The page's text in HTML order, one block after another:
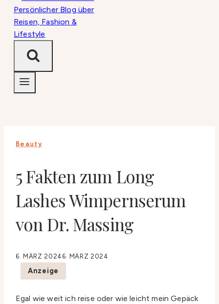
Beauty
5 Fakten zum Long
Lashes Wimpernserum
von Dr. Massing
6. MÄRZ 2024 6. MÄRZ 2024
Anzeige
Egal wie weit ich reise oder wie leicht mein Gepäck